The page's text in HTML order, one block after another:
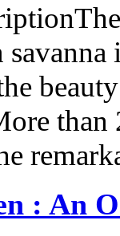
than
: An